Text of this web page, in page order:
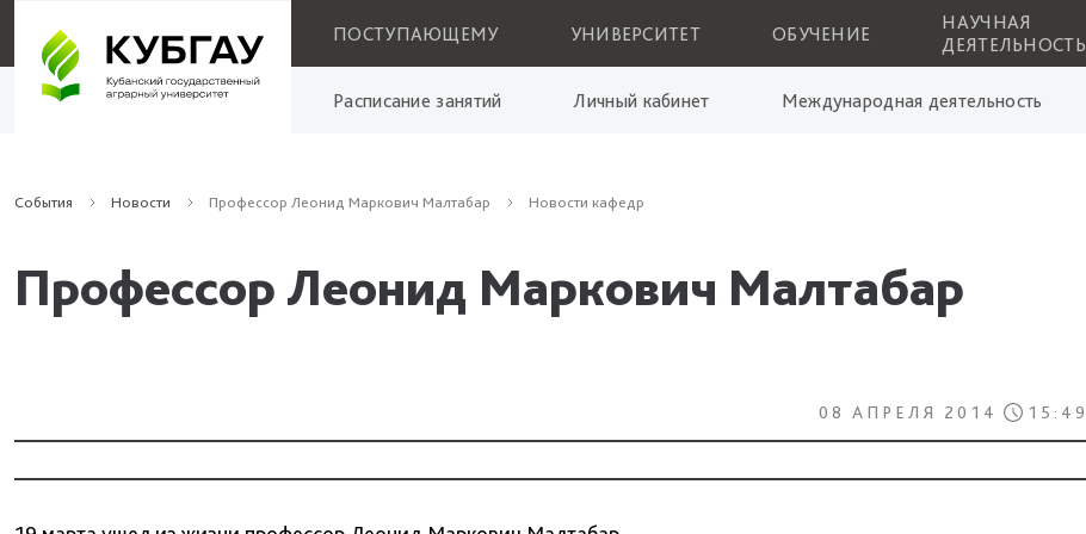
ПОСТУПАЮЩЕМУ УНИВЕРСИТЕТ ОБУЧЕНИЕ
НАУЧНАЯ
ДЕЯТЕЛЬНОСТЬ
Расписание занятий Личный кабинет Международная деятельность
События Новости Профессор Леонид Маркович Малтабар Новости кафедр
Профессор Леонид Маркович Малтабар
08 АПРЕЛЯ 2014 15:49